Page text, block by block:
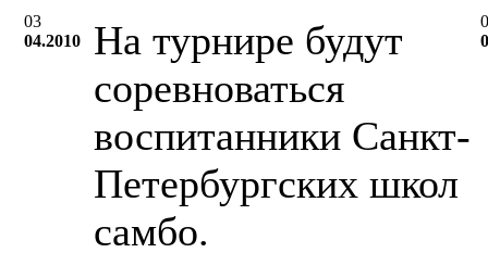
03
04.2010
На турнире будут
соревноваться
воспитанники Санкт-
Петербургских школ
самбо.